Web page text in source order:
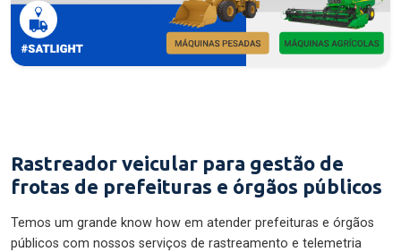
Rastreador veicular para gestão de
frotas de prefeituras e órgãos públicos
Temos um grande know how em atender prefeituras e órgãos
públicos com nossos serviços de rastreamento e telemetria